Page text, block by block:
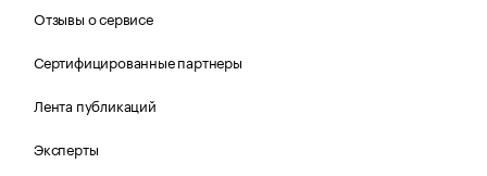
Отзывы о сервисе
Сертифицированные партнеры
Лента публикаций
Эксперты